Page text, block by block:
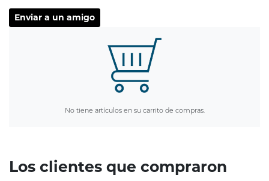
No tiene artículos en su carrito de compras.
Los clientes que compraron